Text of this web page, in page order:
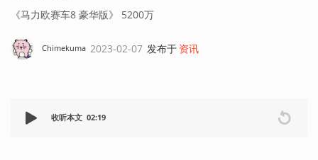
《马力欧赛车8 豪华版》 5200万
Chimekuma 2023-02-07 发布于 资讯
收听本文 02:19